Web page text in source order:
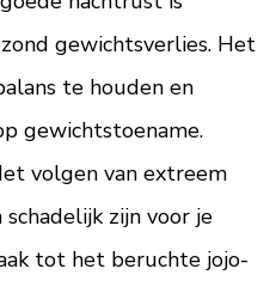
gewichtsverlies. Het
te houden en
gewichtstoename.
volgen van extreem
zijn voor je
tot het beruchte jojo-